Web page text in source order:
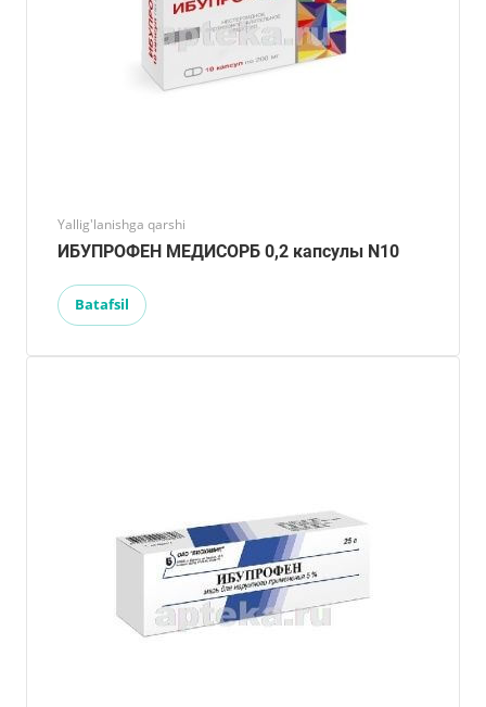
Yallig'lanishga qarshi
ИБУПРОФЕН МЕДИСОРБ 0,2 капсулы N10
Batafsil